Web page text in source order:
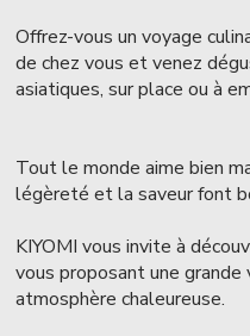
Offrez-vous un voyage
de chez vous et venez
asiatiques, sur place ou à
Tout le monde aime bien
légèreté et la saveur font
KIYOMI vous invite à
vous proposant une
atmosphère chaleureuse.